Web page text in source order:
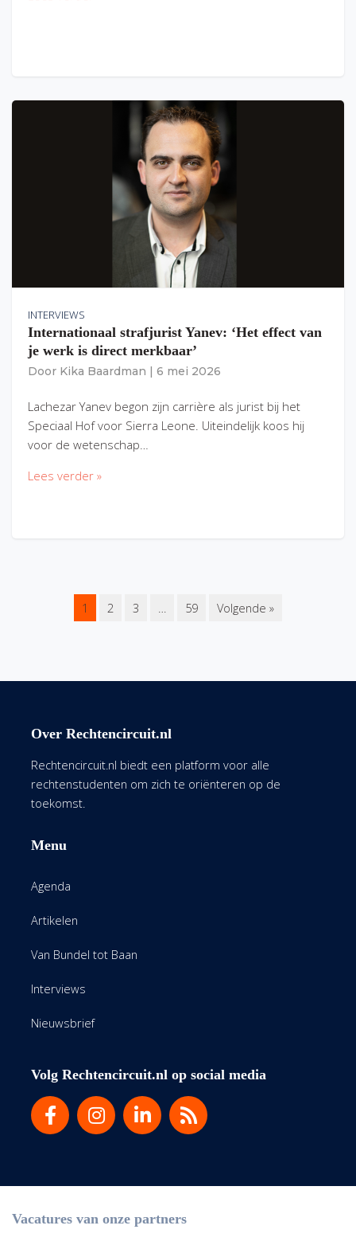
INTERVIEWS
Internationaal strafjurist Yanev: ‘Het effect van
je werk is direct merkbaar’
Door Kika Baardman 6 mei 2026
Lachezar Yanev begon zijn carrière als jurist bij het
Speciaal Hof voor Sierra Leone. Uiteindelijk koos hij
voor de wetenschap…
Lees verder »
1 2 3 … 59 Volgende »
Over Rechtencircuit.nl
Rechtencircuit.nl biedt een platform voor alle
rechtenstudenten om zich te oriënteren op de
toekomst.
Menu
Agenda
Artikelen
Van Bundel tot Baan
Interviews
Nieuwsbrief
Volg Rechtencircuit.nl op social media
Vacatures van onze partners